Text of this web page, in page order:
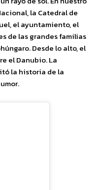
la Catedral de
el ayuntamiento, el
de las grandes familias
Desde lo alto, el
el Danubio. La
la historia de la